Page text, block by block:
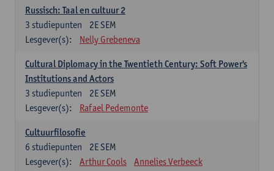
Russisch: Taal en cultuur 2
2E SEM
3 studiepunten
Lesgever(s):
Nelly Grebeneva
Cultural Diplomacy in the Twentieth Century: Soft Power's
Institutions and Actors
2E SEM
3 studiepunten
Lesgever(s):
Rafael Pedemonte
Cultuurfilosofie
2E SEM
6 studiepunten
Lesgever(s):
Arthur Cools Annelies Verbeeck